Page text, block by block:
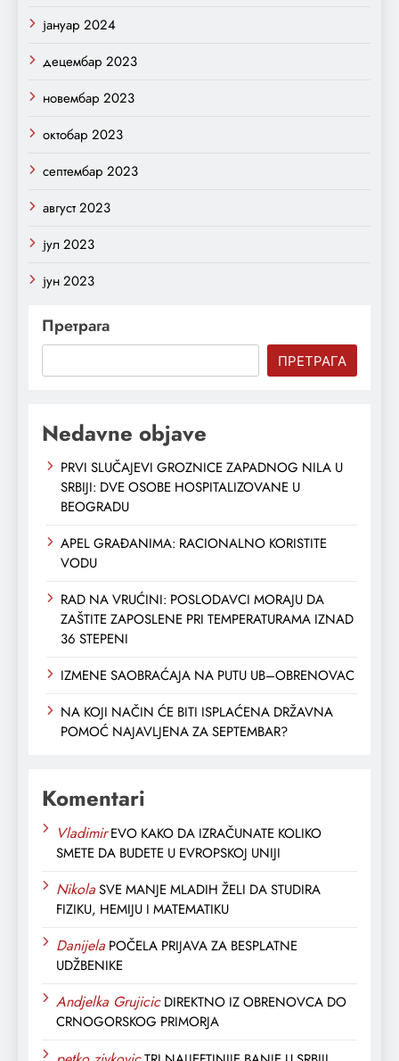
јануар 2024
децембар 2023
новембар 2023
октобар 2023
септембар 2023
август 2023
јул 2023
јун 2023
Претрага
ПРЕТРАГА
Nedavne objave
PRVI SLUČAJEVI GROZNICE ZAPADNOG NILA U
SRBIJI: DVE OSOBE HOSPITALIZOVANE U
BEOGRADU
APEL GRAĐANIMA: RACIONALNO KORISTITE
VODU
RAD NA VRUĆINI: POSLODAVCI MORAJU DA
ZAŠTITE ZAPOSLENE PRI TEMPERATURAMA IZNAD
36 STEPENI
IZMENE SAOBRAĆAJA NA PUTU UB–OBRENOVAC
NA KOJI NAČIN ĆE BITI ISPLAĆENA DRŽAVNA
POMOĆ NAJAVLJENA ZA SEPTEMBAR?
Komentari
Vladimir EVO KAKO DA IZRAČUNATE KOLIKO
SMETE DA BUDETE U EVROPSKOJ UNIJI
NikolaSVE MANJE MLADIH ŽELI DA STUDIRA
FIZIKU, HEMIJU I MATEMATIKU
Danijela POČELA PRIJAVA ZA BESPLATNE
UDŽBENIKE
Andjelka Grujicic DIREKTNO IZ OBRENOVCA DO
CRNOGORSKOG PRIMORJA